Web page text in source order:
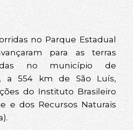
no Parque Estadual
para as terras
no município de
a 554 km de São Luís,
do Instituto Brasileiro
e dos Recursos Naturais